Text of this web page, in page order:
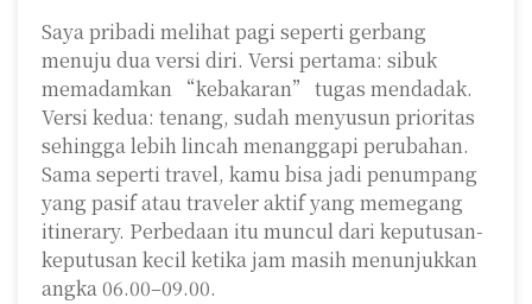
Saya pribadi melihat pagi seperti gerbang
menuju dua versi diri. Versi pertama: sibuk
memadamkan “kebakaran” tugas mendadak.
Versi kedua: tenang, sudah menyusun prioritas
sehingga lebih lincah menanggapi perubahan.
Sama seperti travel, kamu bisa jadi penumpang
yang pasif atau traveler aktif yang memegang
itinerary. Perbedaan itu muncul dari keputusan-
keputusan kecil ketika jam masih menunjukkan
angka 06.00–09.00.